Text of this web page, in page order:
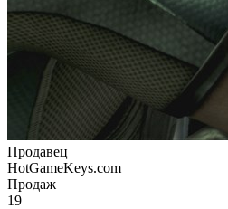
Продавец
HotGameKeys.com
Продаж
19